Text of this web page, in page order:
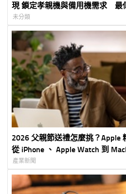
現 鎖定孝親機與備用機需求 最
值 5G 體驗
未分類
2026 父親節送禮怎麼挑？
從 iPhone 、 Apple Watch 到
產業新聞